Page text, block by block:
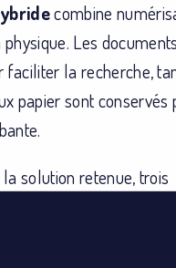
combine
Les
faciliter la recherche,
papier sont conservés
solution retenue, trois